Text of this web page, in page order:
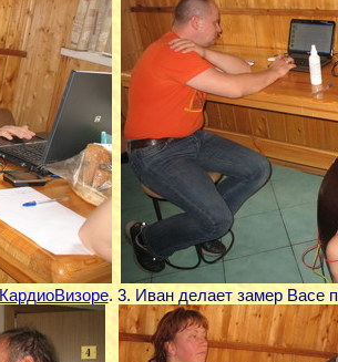
КардиоВизоре. 3. Иван делает замер Васе